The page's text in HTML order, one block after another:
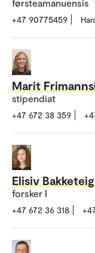
førsteamanuensis
+47 90775459
Marit
stipendiat
+47 672 38 359
Elisiv Bakketeig
forsker I
+47 672 36 318